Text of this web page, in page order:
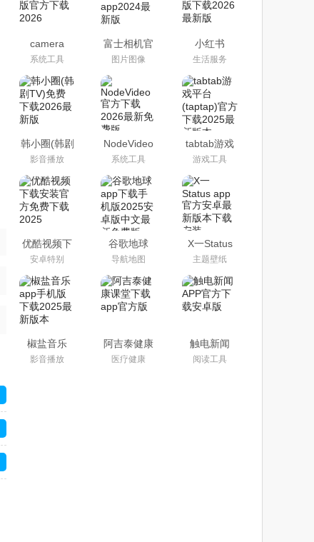
camera
remote最新
版官方下载
2026
系统工具
富士相机官
方下载
app2024最
(camera
remote)
图片图像
小红书
google play
版下载2026
最新版
生活服务
韩小圈(韩剧
TV)免费下
载2026最新
版
影音播放
NodeVideo
官方下载
2026最新免
费版
系统工具
tabtab游戏
平台(taptap)
官方下载
2025最新版
游戏工具
优酷视频下
载安装官方
免费下载
2025
安卓特别
谷歌地球
app下载手
机版2025安
卓版中文最
新免费版
导航地图
X一Status
app官方安
卓最新版本
下载安装
主题壁纸
椒盐音乐
app手机版
下载2025最
影音播放
阿吉泰健康
课堂下载
app官方版
医疗健康
触电新闻
APP官方下
载安卓版
阅读工具